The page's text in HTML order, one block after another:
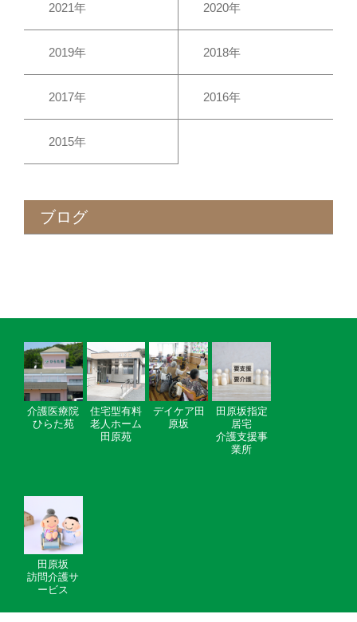
2021年 2020年
2019年 2018年
2017年 2016年
2015年
ブログ
介護医療院
ひらた苑
住宅型有料
老人ホーム
田原苑
デイケア田
原坂
田原坂指定
居宅
介護支援事
業所
田原坂
訪問介護サ
ービス